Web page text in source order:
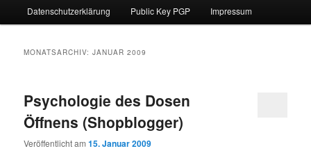
Datenschutzerklärung Public Key PGP Impressum
MONATSARCHIV:JANUAR 2009
Psychologie des Dosen
Öffnens (Shopblogger)
Veröffentlicht am15. Januar 2009